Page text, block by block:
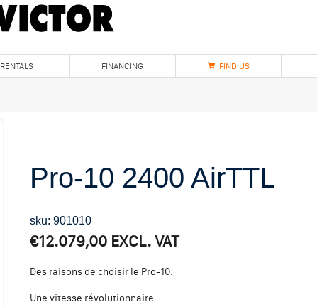
RENTALS FINANCING FIND US
Pro-10 2400 AirTTL
sku: 901010
€12.079,00 EXCL. VAT
Des raisons de choisir le Pro-10:
Une vitesse révolutionnaire